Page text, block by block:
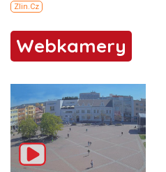
Webkamery